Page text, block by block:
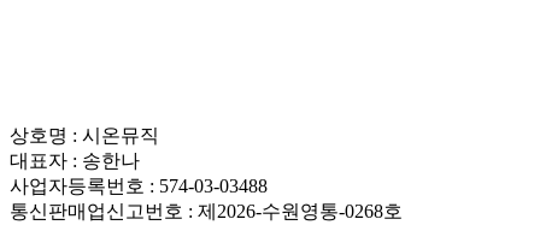
상호명 : 시온뮤직
대표자 : 송한나
사업자등록번호 : 574-03-03488
통신판매업신고번호 : 제2026-수원영통-0268호